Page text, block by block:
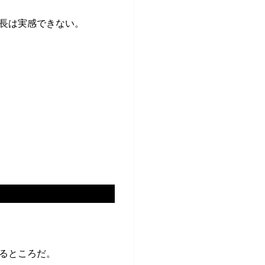
は実感できない。
ところだ。